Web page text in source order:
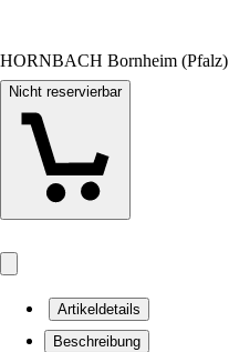
HORNBACH Bornheim (Pfalz)
Nicht reservierbar
Artikeldetails
Beschreibung